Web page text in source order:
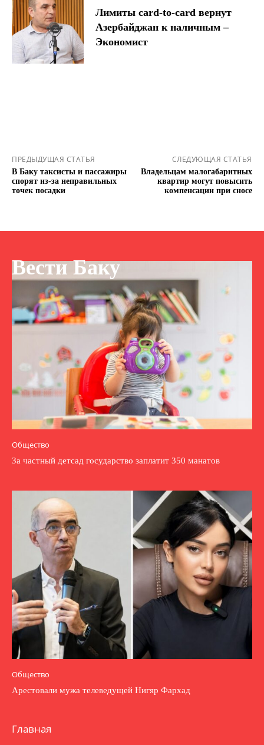
Лимиты card-to-card вернут
Азербайджан к наличным –
Экономист
ПРЕДЫДУЩАЯ СТАТЬЯ
В Баку таксисты и пассажиры
спорят из-за неправильных
точек посадки
СЛЕДУЮЩАЯ СТАТЬЯ
Владельцам малогабаритных
квартир могут повысить
компенсации при сносе
Вести Баку
Общество
За частный детсад государство заплатит 350 манатов
Общество
Арестовали мужа телеведущей Нигяр Фархад
Главная